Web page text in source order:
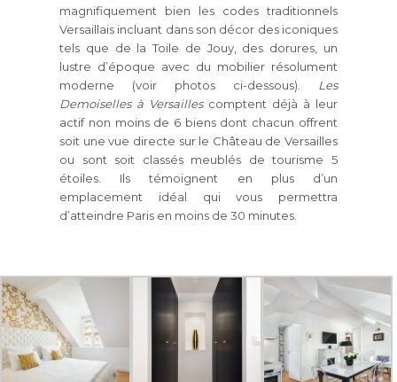
magnifiquement bien les codes traditionnels
Versaillais incluant dans son décor des iconiques
tels que de la Toile de Jouy, des dorures, un
lustre d’époque avec du mobilier résolument
moderne (voir photos ci-dessous).
Les
Demoiselles à Versaillescomptent déjà à leur
actif non moins de 6 biens dont chacun offrent
soit une vue directe sur le Château de Versailles
ou sont soit classés meublés de tourisme 5
étoiles. Ils témoignent en plus d’un
emplacement idéal qui vous permettra
d’atteindre Paris en moins de 30 minutes.